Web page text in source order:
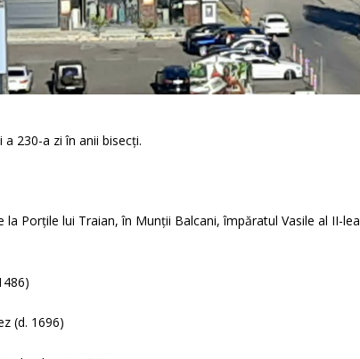
230-a zi în anii bisecți.
Porțile lui Traian, în Munții Balcani, împăratul Vasile al II-lea
(d. 1696)